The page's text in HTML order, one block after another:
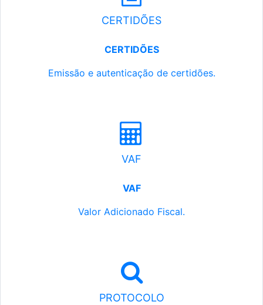
CERTIDÕES
CERTIDÕES
Emissão e autenticação de certidões.
VAF
VAF
Valor Adicionado Fiscal.
PROTOCOLO